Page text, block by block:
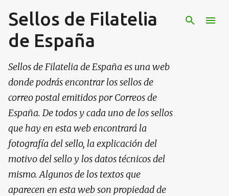
Ir al contenido principal
Sellos de Filatelia
de España
Sellos de Filatelia de España es una web
donde podrás encontrar los sellos de
correo postal emitidos por Correos de
España. De todos y cada uno de los sellos
que hay en esta web encontrará la
fotografía del sello, la explicación del
motivo del sello y los datos técnicos del
mismo. Algunos de los textos que
aparecen en esta web son propiedad de